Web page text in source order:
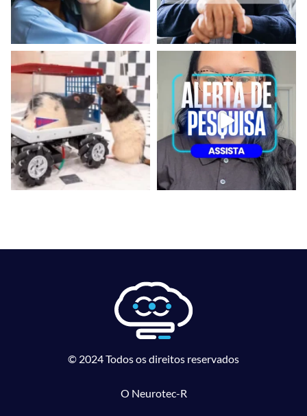
© 2024 Todos os direitos reservados
O Neurotec-R